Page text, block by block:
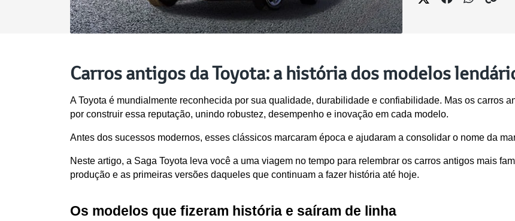
Carros antigos da Toyota: a história dos modelos
A Toyota é mundialmente reconhecida por sua qualidade, durabilidade e confiabilidade. Mas os carros
por construir essa reputação, unindo robustez, desempenho e inovação em cada modelo.
Antes dos sucessos modernos, esses clássicos marcaram época e ajudaram a consolidar o nome da
Neste artigo, a Saga Toyota leva você a uma viagem no tempo para relembrar os carros antigos mais
produção e as primeiras versões daqueles que continuam a fazer história até hoje.
Os modelos que fizeram história e saíram de linha